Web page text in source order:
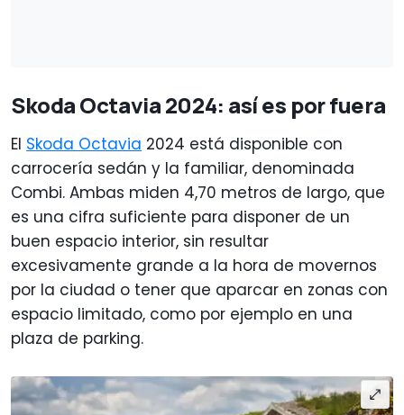
Skoda Octavia 2024: así es por fuera
El Skoda Octavia 2024 está disponible con
carrocería sedán y la familiar, denominada
Combi. Ambas miden 4,70 metros de largo, que
es una cifra suficiente para disponer de un
buen espacio interior, sin resultar
excesivamente grande a la hora de movernos
por la ciudad o tener que aparcar en zonas con
espacio limitado, como por ejemplo en una
plaza de parking.